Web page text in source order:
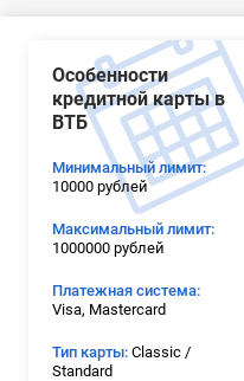
Особенности
кредитной карты в
ВТБ
Минимальный лимит:
10000 рублей
Максимальный лимит:
1000000 рублей
Платежная система:
Visa, Mastercard
Тип карты: Classic /
Standard